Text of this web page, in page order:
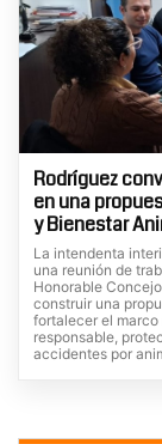
Rodríguez
en una
y Bienestar
La intendenta
una reunión de
Honorable
construir una
fortalecer el
responsable,
accidentes por